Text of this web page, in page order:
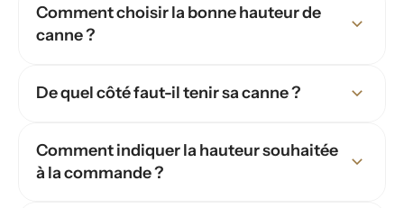
Comment choisir la bonne hauteur de
canne ?
De quel côté faut-il tenir sa canne ?
Comment indiquer la hauteur souhaitée
à la commande ?